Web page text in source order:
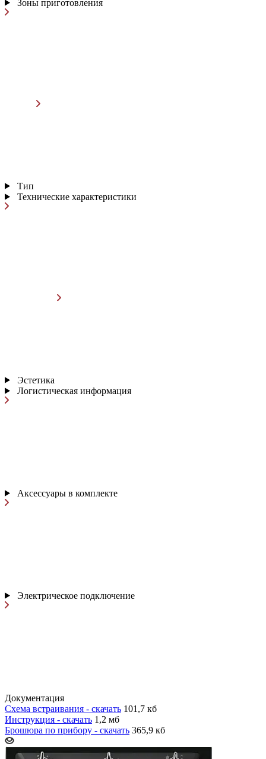
Зоны приготовления
Тип
Технические характеристики
Эстетика
Логистическая информация
Аксессуары в комплекте
Электрическое подключение
Документация
Схема встраивания - скачать 101,7 кб
Инструкция - скачать 1,2 мб
Брошюра по прибору - скачать 365,9 кб